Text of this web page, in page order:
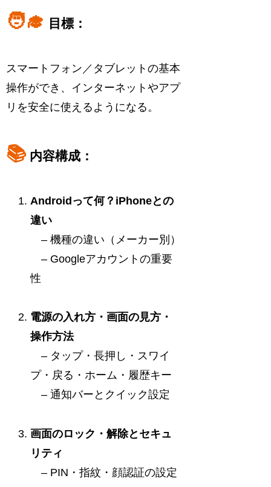
🧑‍🎓 目標：
スマートフォン／タブレットの基本
操作ができ、インターネットやアプ
リを安全に使えるようになる。
📚内容構成：
Androidって何？iPhoneとの
違い
– 機種の違い（メーカー別）
– Googleアカウントの重要
性
電源の入れ方・画面の見方・
操作方法
– タップ・長押し・スワイ
プ・戻る・ホーム・履歴キー
– 通知バーとクイック設定
画面のロック・解除とセキュ
リティ
– PIN・指紋・顔認証の設定